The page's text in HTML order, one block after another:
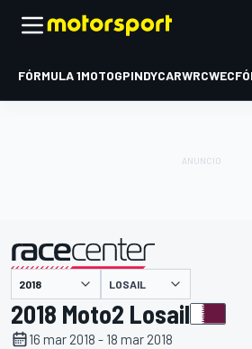
FÓRMULA 1MOTOGPINDYCARWRCWEC
presentado por LOSAIL
2018 Moto2 Losail
16 mar 2018 - 18 mar 2018